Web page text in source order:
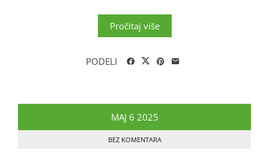
Pročitaj više
PODELI
MAJ 6 2025
BEZ KOMENTARA